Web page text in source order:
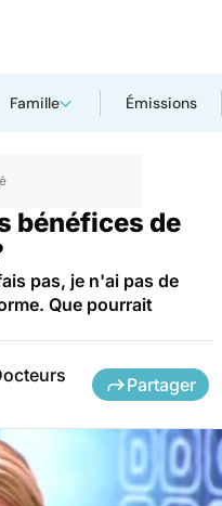
Famille Émissions
bénéfices de
pas, je n'ai pas de
Que pourrait
Partager